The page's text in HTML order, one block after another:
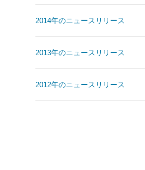
2014年のニュースリリース
2013年のニュースリリース
2012年のニュースリリース